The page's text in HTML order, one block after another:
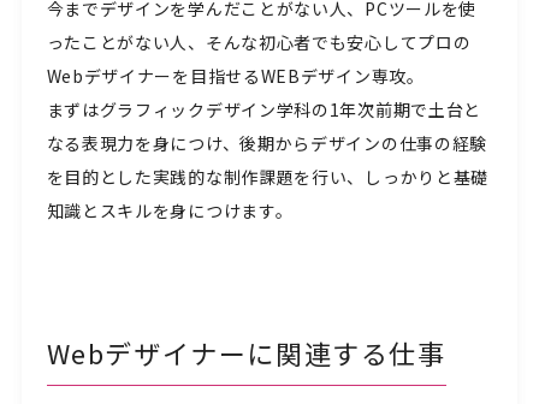
今までデザインを学んだことがない人、PCツールを使
ったことがない人、そんな初心者でも安心してプロの
Webデザイナーを目指せるWEBデザイン専攻。
まずはグラフィックデザイン学科の1年次前期で土台と
なる表現力を身につけ、後期からデザインの仕事の経験
を目的とした実践的な制作課題を行い、しっかりと基礎
知識とスキルを身につけます。
Webデザイナーに関連する仕事